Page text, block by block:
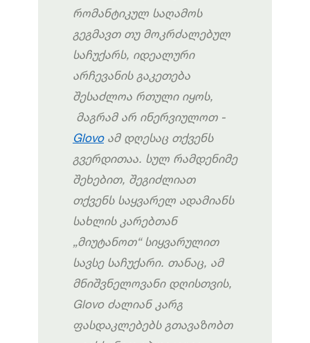
რომანტიკულ საღამოს
გეგმავთ თუ მოკრძალებულ
საჩუქარს, იდეალური
არჩევანის გაკეთება
შესაძლოა რთული იყოს,
მაგრამ არ ინერვიულოთ-
Glovo ამ დღესაც თქვენს
გვერდითაა. სულ რამდენიმე
შეხებით, შეგიძლიათ
თქვენს საყვარელ ადამიანს
სახლის კარებთან
„მიუტანოთ“ სიყვარულით
სავსე საჩუქარი. თანაც, ამ
მნიშვნელოვანი დღისთვის,
Glovo ძალიან კარგ
ფასდაკლებებს გთავაზობთ